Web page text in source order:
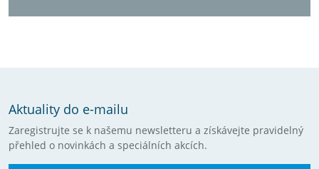
Aktuality do e-mailu
Zaregistrujte se k našemu newsletteru a získávejte pravidelný
přehled o novinkách a speciálních akcích.